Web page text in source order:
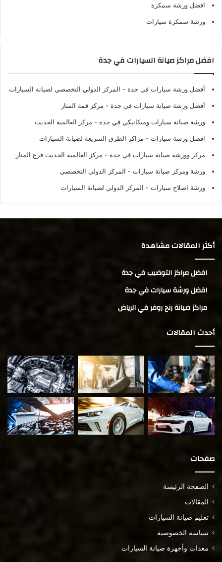
افضل ورشة سمكرة
ورشة سمكرة سيارات
افضل مراكز صيانة السيارات في جدة
أفضل ورشة سيارات في جدة - المركز الدولي التخصصي لصيانة السيارات
أفضل ورشة صيانة سيارات في جدة - مركز قمة المنار
ورشة صيانة سيارات وميكانيكي في جدة - مركز العالمية الحديث
افضل ورشة سيارات - مراكز الطرق السريعة لصيانة السيارات
مركز وورشة صيانة سيارات في جدة - مركز العالمية الحديث فرع المنار
ورشة ومركز صيانة سيارات - المركز الدولي التخصصي
ورشة اصلاح سيارات - المركز الدولي لصيانة السيارات
أكثر المقالات مشاهدة
افضل مراكز التوضيب في جدة
افضل ورشة سيارات في جدة
مراكز صيانة رنج روفر في الرياض
أحدث المقالات
صفحات
الصفحة الرئيسة
المقالات
تعليم صيانة السيارات
سياسة الخصوصية
معدات وأجهزة صيانة السيارات